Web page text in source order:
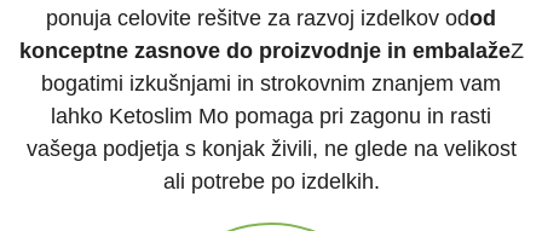
ponuja celovite rešitve za razvoj izdelkov odod
konceptne zasnove do proizvodnje in embalažeZ
bogatimi izkušnjami in strokovnim znanjem vam
lahko Ketoslim Mo pomaga pri zagonu in rasti
vašega podjetja s konjak živili, ne glede na velikost
ali potrebe po izdelkih.